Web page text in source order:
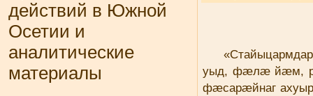
действий в Южной
Осетии и
аналитические
материалы
уыд, фæлæ йæм,
фæсарæйнаг